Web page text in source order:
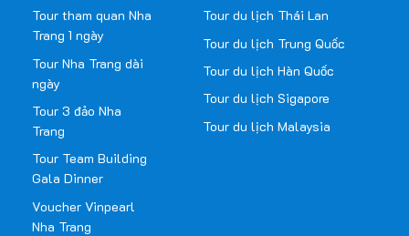
Tour tham quan Nha
Trang 1 ngày
Tour Nha Trang dài
ngày
Tour 3 đảo Nha
Trang
Tour Team Building
Gala Dinner
Voucher Vinpearl
Nha Trang
Tour du lịch Thái Lan
Tour du lịch Trung Quốc
Tour du lịch Hàn Quốc
Tour du lịch Sigapore
Tour du lịch Malaysia